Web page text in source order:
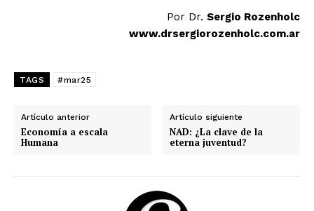
Por Dr. Sergio Rozenholc
www.drsergiorozenholc.com.ar
TAGS #mar25
Artículo anterior
Economía a escala
Humana
Artículo siguiente
NAD: ¿La clave de la
eterna juventud?